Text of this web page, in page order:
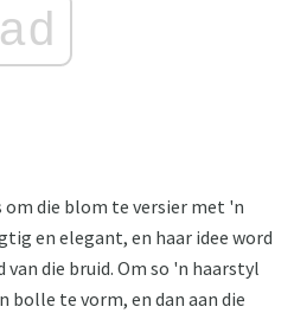
ad
om die blom te versier met 'n
en elegant, en haar idee word
die bruid. Om so 'n haarstyl
bolle te vorm, en dan aan die